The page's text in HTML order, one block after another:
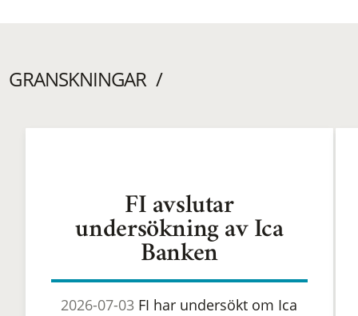
GRANSKNINGAR
FI avslutar
undersökning av Ica
Banken
2026-07-03 FI har undersökt om Ica